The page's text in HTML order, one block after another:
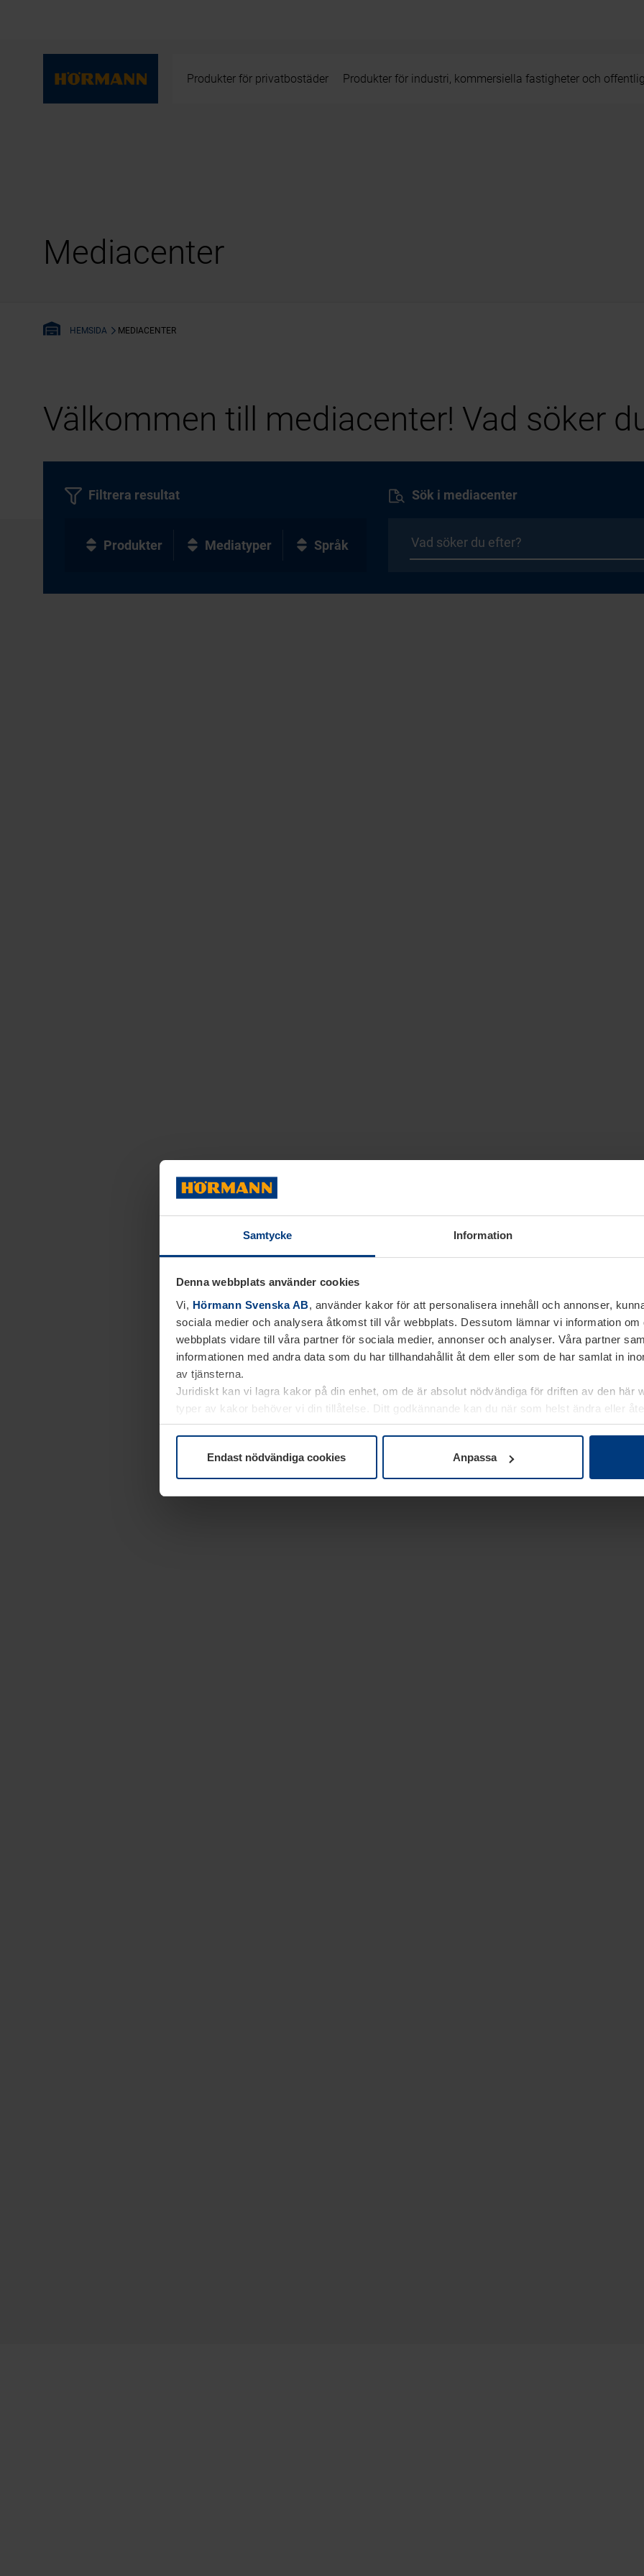
Samtycke Information
Denna webbplats använder cookies
Vi, Hörmann Svenska AB, använder kakor för att personalisera innehåll och annonser,
sociala medier och analysera åtkomst till vår webbplats. Dessutom lämnar vi information om
webbplats vidare till våra partner för sociala medier, annonser och analyser. Våra partner
informationen med andra data som du har tillhandahållit åt dem eller som de har samlat in
av tjänsterna.
Juridiskt kan vi lagra kakor på din enhet, om de är absolut nödvändiga för driften av den här
typer av kakor behöver vi din tillåtelse. Ditt godkännande kan du när som helst ändra eller
kakor underDataskyddsförklaringpå vår webbplats.
Endast nödvändiga cookies Anpassa
Produkter för privatbostäder Produkter för industri, kommersiella fastigheter och
Mediacenter
HEMSIDA MEDIACENTER
Välkommen till mediacenter! Vad söker
Sök i mediacenter
Filtrera resultat
Produkter Mediatyper Språk